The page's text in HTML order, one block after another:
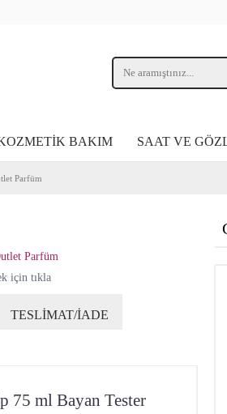
BAKIM SAAT VE
Parfüm
için tıkla
TESLİMAT/İADE
75 ml Bayan Tester